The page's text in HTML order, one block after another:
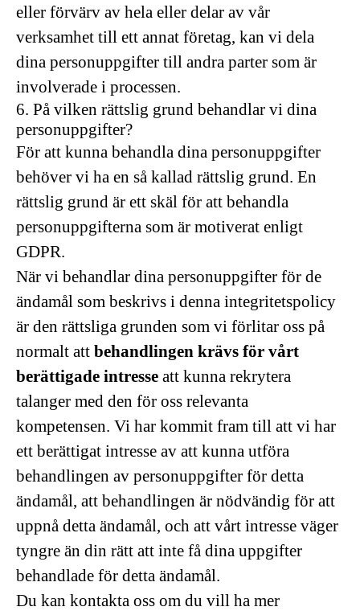
eller förvärv av hela eller delar av vår
verksamhet till ett annat företag, kan vi dela
dina personuppgifter till andra parter som är
involverade i processen.
6. På vilken rättslig grund behandlar vi dina
personuppgifter?
För att kunna behandla dina personuppgifter
behöver vi ha en så kallad rättslig grund. En
rättslig grund är ett skäl för att behandla
personuppgifterna som är motiverat enligt
GDPR.
När vi behandlar dina personuppgifter för de
ändamål som beskrivs i denna integritetspolicy
är den rättsliga grunden som vi förlitar oss på
normalt att behandlingen krävs för vårt
berättigade intresse att kunna rekrytera
talanger med den för oss relevanta
kompetensen. Vi har kommit fram till att vi har
ett berättigat intresse av att kunna utföra
behandlingen av personuppgifter för detta
ändamål, att behandlingen är nödvändig för att
uppnå detta ändamål, och att vårt intresse väger
tyngre än din rätt att inte få dina uppgifter
behandlade för detta ändamål.
Du kan kontakta oss om du vill ha mer